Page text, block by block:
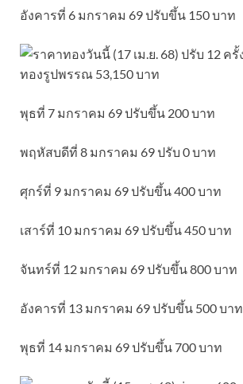
อังคารที่ 6 มกราคม 69 ปรับขึ้น 150 บาท
พุธที่ 7 มกราคม 69 ปรับขึ้น 200 บาท
พฤหัสบดีที่ 8 มกราคม 69 ปรับ 0 บาท
ศุกร์ที่ 9 มกราคม 69 ปรับขึ้น 400 บาท
เสาร์ที่ 10 มกราคม 69 ปรับขึ้น 450 บาท
จันทร์ที่ 12 มกราคม 69 ปรับขึ้น 800 บาท
อังคารที่ 13 มกราคม 69 ปรับขึ้น 500 บาท
พุธที่ 14 มกราคม 69 ปรับขึ้น 700 บาท